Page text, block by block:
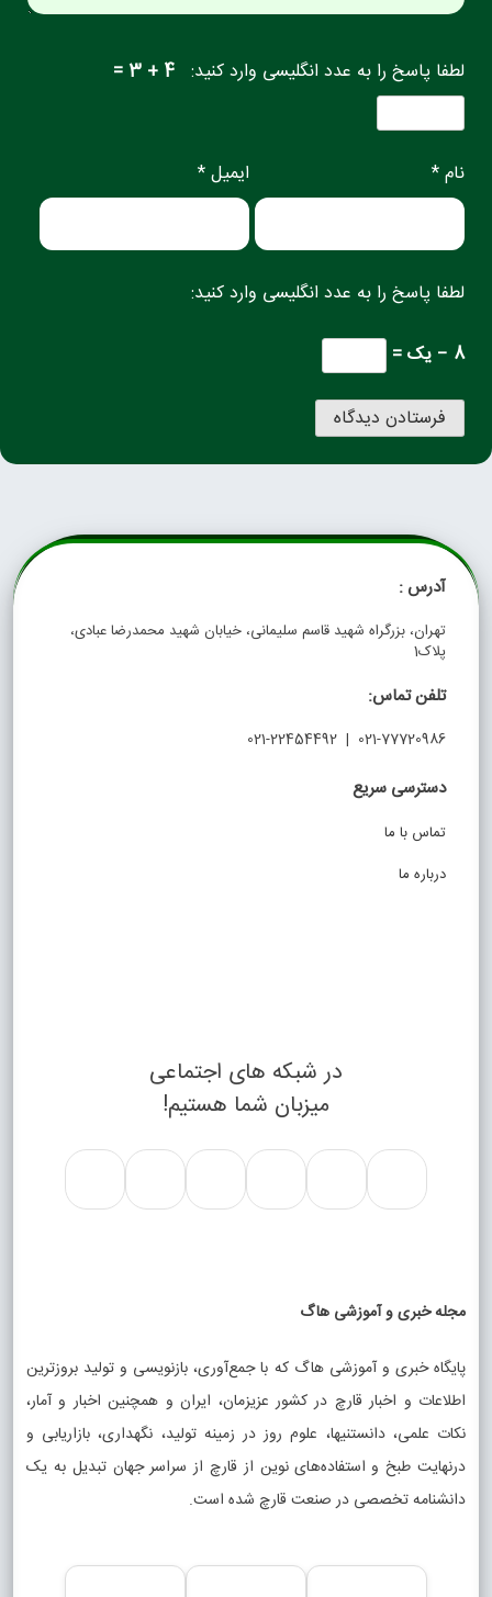
لطفا پاسخ را به عدد انگلیسی وارد کنید: 4 + 3 =
نام * ایمیل *
لطفا پاسخ را به عدد انگلیسی وارد کنید:
8 − یک =
آدرس :
تهران، بزرگراه شهید قاسم سلیمانی، خیابان شهید محمدرضا عبادی،
پلاک1
تلفن تماس:
021-77720986 | 021-22454492
دسترسی سریع
تماس با ما
درباره ما
در شبکه های اجتماعی
میزبان شما هستیم!
مجله خبری و آموزشی هاگ
پایگاه خبری و آموزشی هاگ که با جمع‌آوری، بازنویسی و تولید بروزترین
اطلاعات و اخبار قارچ در کشور عزیزمان، ایران و همچنین اخبار و آمار،
نکات علمی، دانستنیها، علوم روز در زمینه تولید، نگهداری، بازاریابی و
درنهایت طبخ و استفاده‌های نوین از قارچ از سراسر جهان تبدیل به یک
دانشنامه تخصصی در صنعت قارچ شده است.